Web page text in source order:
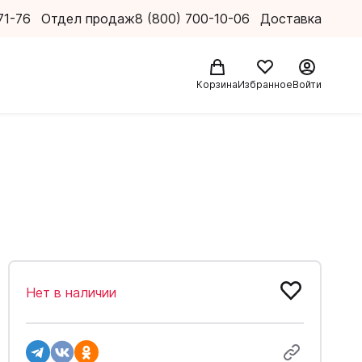
76 Отдел продаж8 (800) 700-10-06 Доставка
КорзинаИзбранноеВойти
Нет в наличии